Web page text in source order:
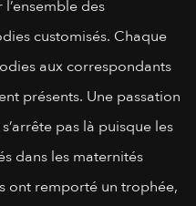
des
customisés. Chaque
aux correspondants
présents. Une passation
pas là puisque les
dans les maternités
ont remporté un trophée,